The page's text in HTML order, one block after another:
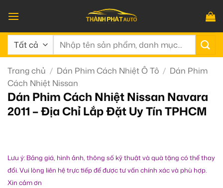
qua
nội
dung
Tìm
Trang chủ / Dán Phim Cách Nhiệt Ô Tô / Dán Phim
Cách Nhiệt Nissan
Dán Phim Cách Nhiệt Nissan Navara
2011 – Địa Chỉ Lắp Đặt Uy Tín TPHCM
Lưu ý: Bảng giá, hình ảnh, thông số kỹ thuật và quà tặng có thể thay
đổi. Vui lòng liên hệ trực tiếp để được tư vấn chính xác và phù hợp.
Xin cảm ơn